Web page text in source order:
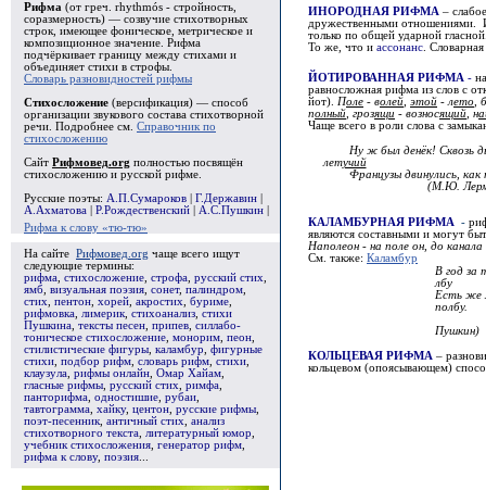
Рифма (от греч. rhythmós - стройность,
соразмерность) — созвучие стихотворных
строк, имеющее фоническое, метрическое и
композиционное значение. Рифма
подчёркивает границу между стихами и
объединяет стихи в строфы
Словарь разновидностей рифмы
Стихосложение (версификация) — способ
организации звукового состава стихотворной
речи. Подробнее см. Справочник по
стихосложению
Сайт Рифмовед.org полностью посвящён
стихосложению и русской рифме.
Русские поэты: А.П.Сумароков Г.Державин
А.Ахматова
Р.Рождественский А.С.Пушкин
Рифма к слову «тю-тю»
На сайте Рифмовед.org чаще всего ищут
следующие термины:
рифма стихосложение строфа русский стих
ямб визуальная поэзия сонет, палиндром
стих
пентон хорей акростих буриме
рифмовка
лимерик стихоанализ стихи
Пушкина тексты песен припев силлабо-
тоническое стихосложение монорим пеон
стилистические фигуры каламбур
фигурные
стихи подбор рифм словарь рифм стихи
клаузула рифмы онлайн Омар Хайам
гласные рифмы русский стих римфа
панторифма одностишие рубаи
тавтограмма хайку, центон русские рифмы
поэт-песенник античный стих
анализ
стихотворного текста
литературный юмор
учебник стихосложения генератор рифм
рифма к слову, поэзия
ИНОРОДНАЯ РИФМА –
дружественными отношениями.
только по общей ударной
То же, что и ассонанс
ЙОТИРОВАННАЯ РИФМА -
равносложная рифма из слов с
йот). Поле - волей этой - лето , б
полный , грозящи - возносящий , н
Чаще всего в роли слова с
Ну ж был денёк! Сквозь
летучий
Французы двинулись, как
(М.Ю.
КАЛАМБУРНАЯ РИФМА -
являются составными и могут
Наполеон - на поле он, до
См. также: Каламбур
В год за
лбу
Есть же
полбу.
Пушкин)
КОЛЬЦЕВАЯ РИФМА –
кольцевом (опоясывающем)